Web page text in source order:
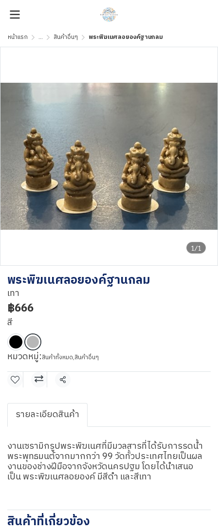
หน้าแรก ... สินค้าอื่นๆ พระพิฆเนศลอยองค์ฐานกลม
1/1
พระพิฆเนศลอยองค์ฐานกลม
เทา
฿666
สี
หมวดหมู่:สินค้าทั้งหมด,สินค้าอื่นๆ
แชร์
รายละเอียดสินค้า
งานเซรามิกรูปพระพิฆเนศที่มีมวลสารที่ได้รับการรดน้ำ
พระพุทธมนต์จากมากกว่า 99 วัดทั้วประเทศไทยเป็นผล
งานของช่างฝีมือจากจังหวัดนครปฐม โดยได้นำเสนอ
เป็น พระพิฆเนศลอยองค์ มีสีดำ และสีเทา
สินค้าที่เกี่ยวข้อง